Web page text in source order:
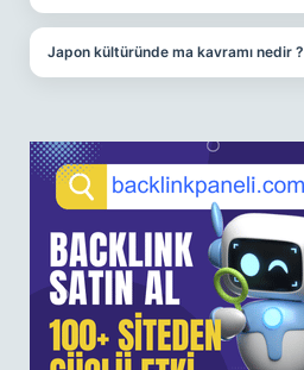
Japon kültüründe ma kavramı nedir ?